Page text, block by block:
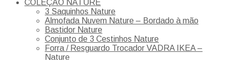
COLEÇÃO NATURE
3 Saquinhos Nature
Almofada Nuvem Nature – Bordado à mão
Bastidor Nature
Conjunto de 3 Cestinhos Nature
Forra / Resguardo Trocador VADRA IKEA –
Nature